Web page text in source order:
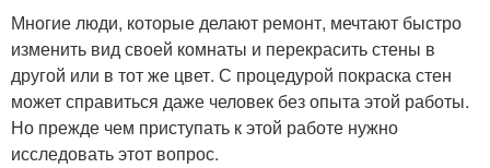
Многие люди, которые делают ремонт, мечтают быстро
изменить вид своей комнаты и перекрасить стены в
другой или в тот же цвет. С процедурой покраска стен
может справиться даже человек без опыта этой работы.
Но прежде чем приступать к этой работе нужно
исследовать этот вопрос.